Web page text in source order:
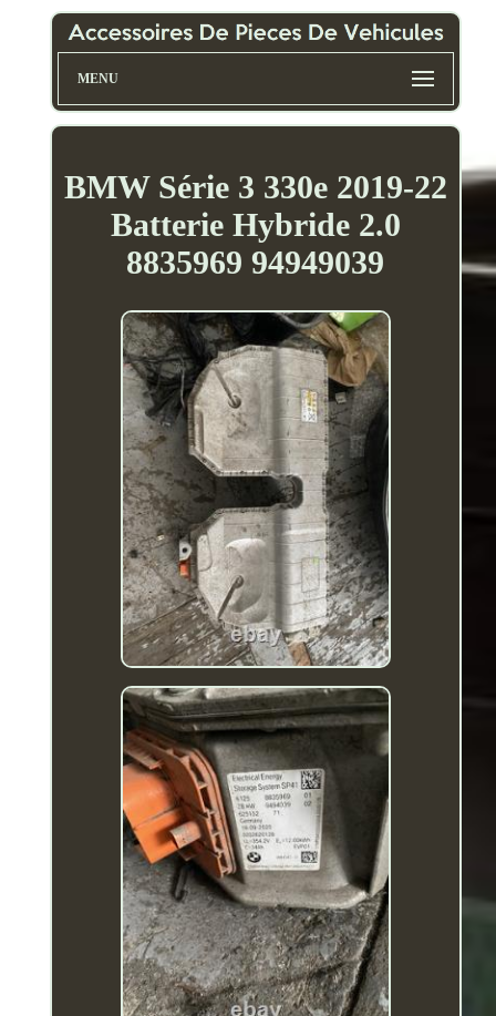
MENU
BMW Série 3 330e 2019-22
Batterie Hybride 2.0
8835969 94949039